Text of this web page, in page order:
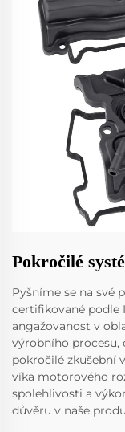
Pokročilé
Pyšníme se na své
certifikované podle
angažovanost v
výrobního procesu,
pokročilé zkušební
víka motorového
spolehlivosti a
důvěru v naše